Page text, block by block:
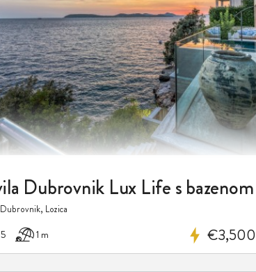
Dubrovnik Lux Life s bazenom
Lozica
5 1 m €3,500